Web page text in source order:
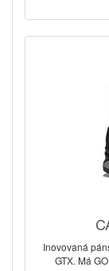
Inovovaná
GTX. Má